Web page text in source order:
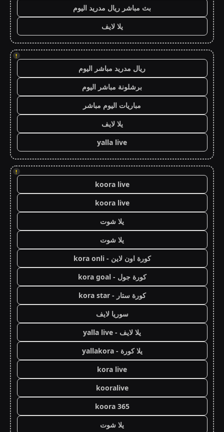
بث مباشر ريال مدريد اليوم
يلا لايف
!
ريال مدريد مباشر اليوم
برشلونة مباشر اليوم
مباريات اليوم مباشر
يلا لايف
yalla live
!
koora live
koora live
يلا شوت
يلا شوت
كورة اون لاين - kora onli
كورة جول - kora goal
كورة ستار - kora star
سوريا لايف
يلا لايف - yalla live
يلا كورة - yallakora
kora live
kooralive
koora 365
يلا شوت